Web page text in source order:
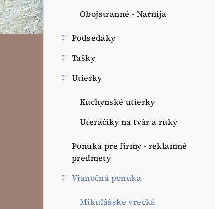
Obojstranné - Narnija
Podsedáky
Tašky
Utierky
Kuchynské utierky
Uteráčiky na tvár a ruky
Ponuka pre firmy - reklamné
predmety
Vianočná ponuka
Mikulášske vrecká